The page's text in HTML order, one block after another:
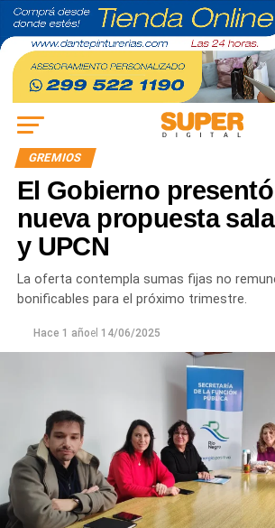
GREMIOS
El Gobierno
nueva propuesta
y UPCN
La oferta contempla sumas fijas no
bonificables para el próximo trimestre.
Hace 1 añoel 14/06/2025